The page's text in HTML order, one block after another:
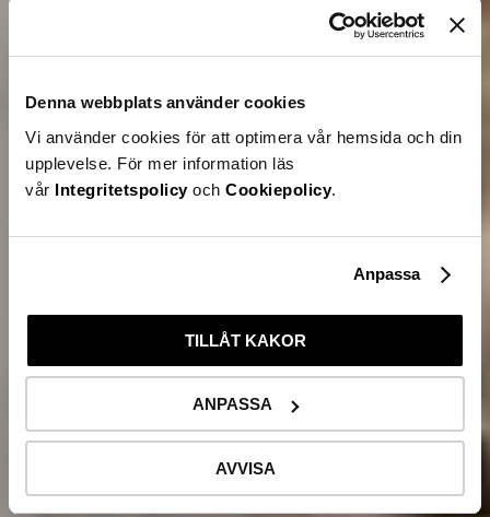
Denna webbplats använder cookies
Vi använder cookies för att optimera vår hemsida och din
upplevelse. För mer information läs
vår Integritetspolicy och Cookiepolicy.
Anpassa
TILLÅT KAKOR
ANPASSA
AVVISA